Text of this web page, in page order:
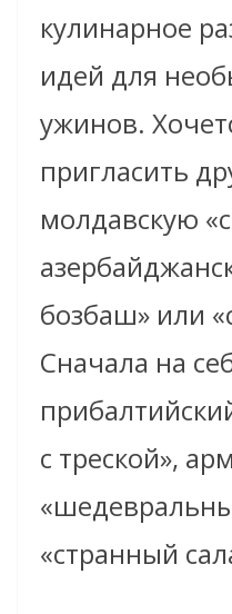
кулинарное
идей для
ужинов.
пригласить
молдавскую
бозбаш» или
Сначала на
с треской»,
«странный